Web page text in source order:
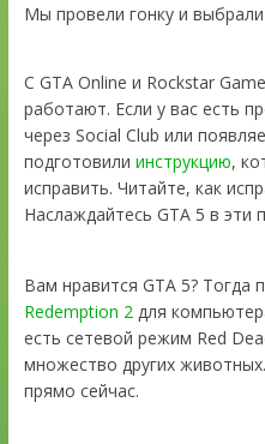
Мы провели гонку и выбрали
С GTA Online и Rockstar
работают. Если у вас есть
через Social Club или
подготовили инструкцию,
исправить. Читайте, как
Наслаждайтесь GTA 5 в эти
Вам нравится GTA 5? Тогда
Redemption 2 для
есть сетевой режим Red
множество других
прямо сейчас.